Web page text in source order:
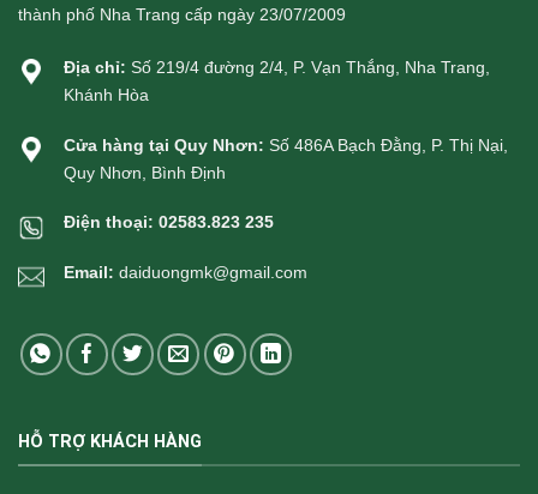
thành phố Nha Trang cấp ngày 23/07/2009
Địa chỉ: Số 219/4 đường 2/4, P. Vạn Thắng, Nha Trang,
Khánh Hòa
Cửa hàng tại Quy Nhơn: Số 486A Bạch Đằng, P. Thị Nại,
Quy Nhơn, Bình Định
Điện thoại: 02583.823 235
Email: daiduongmk@gmail.com
HỖ TRỢ KHÁCH HÀNG